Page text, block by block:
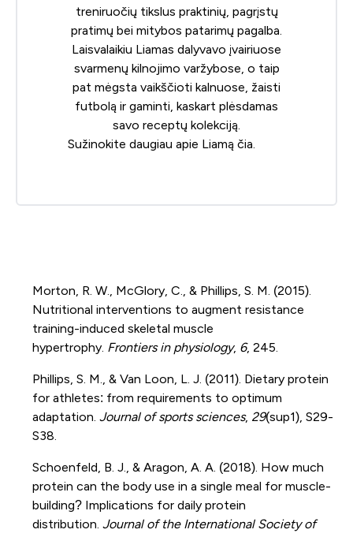
treniruočių tikslus praktinių, pagrįstų
pratimų bei mitybos patarimų pagalba.
Laisvalaikiu Liamas dalyvavo įvairiuose
svarmenų kilnojimo varžybose, o taip
pat mėgsta vaikščioti kalnuose, žaisti
futbolą ir gaminti, kaskart plėsdamas
savo receptų kolekciją.
Sužinokite daugiau apie Liamą čia
Morton, R. W., McGlory, C., & Phillips, S. M. (2015).
Nutritional interventions to augment resistance
training-induced skeletal muscle
hypertrophy. Frontiers in physiology, 6, 245.
Phillips, S. M., & Van Loon, L. J. (2011). Dietary protein
for athletes: from requirements to optimum
adaptation. Journal of sports sciences, 29(sup1), S29-
S38.
Schoenfeld, B. J., & Aragon, A. A. (2018). How much
protein can the body use in a single meal for muscle-
building? Implications for daily protein
distribution. Journal of the International Society of